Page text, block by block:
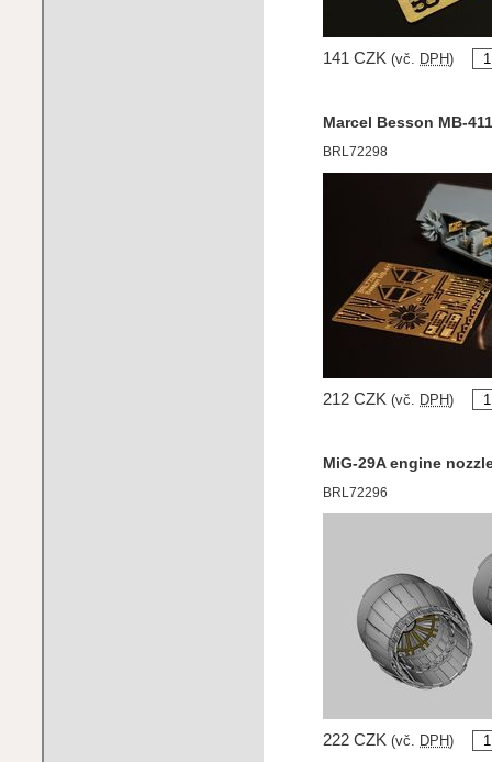
141 CZK (vč. DPH )
Marcel Besson MB-
BRL72298
212 CZK (vč. DPH )
MiG-29A engine
BRL72296
222 CZK (vč. DPH )